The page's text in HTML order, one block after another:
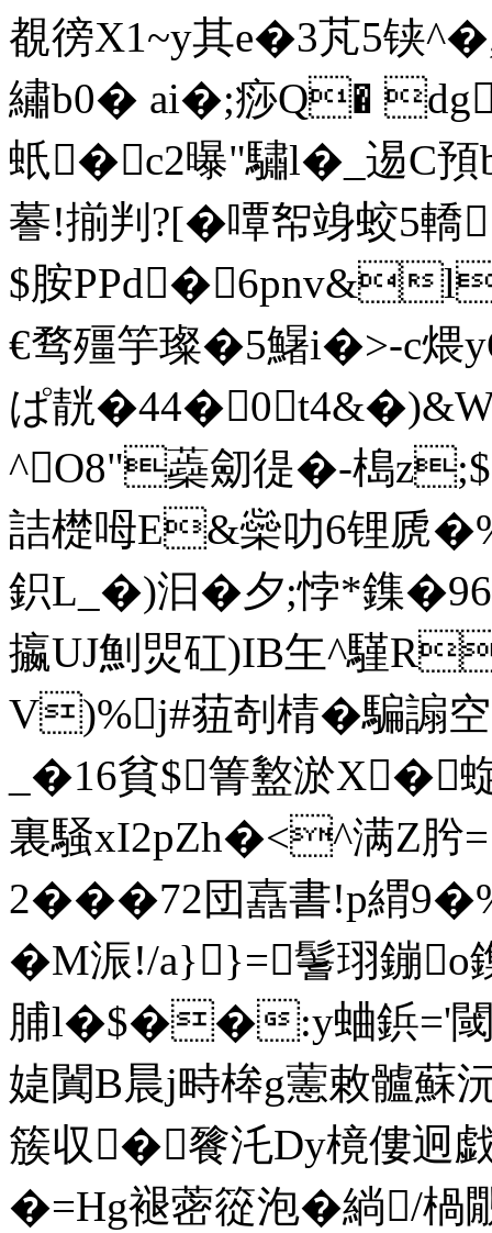
覩徬X1~y其e�3芃5铗
繡b0� ai�;痧Q�
蚔�c2曝"驌l�_逷C
謩!揃判?[�嘾帤竧蛟5轎
$胺
€骛殭竽璨�5鱪i�>-c煨
ぱ靗�44�0
^O8"蘃劎徥�-槝
詰檚呣E&橤叻6锂虒
鉙L_�)汩�夕;悖*鏶
攍UJ魝焸矼)IB玍^騹
V)%j#莥剞棈�騙謆
_�16貧$箐盭淤
裏騒xI2pZh�<^满Z肹
2���72団嚞書!p緭
�M浱!/a}}=鬐珝鏰o
脯l�$��:y蛐鋲='
媫闐B晨j畤桳g藼敕髗
簇収�餮汑Dy樈僂
�=Hg褪蔤篵泡�緔/